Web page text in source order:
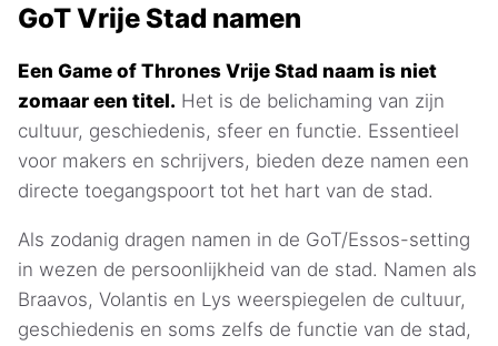
GoT Vrije Stad namen
Een Game of Thrones Vrije Stad naam is niet
zomaar een titel. Het is de belichaming van zijn
cultuur, geschiedenis, sfeer en functie. Essentieel
voor makers en schrijvers, bieden deze namen een
directe toegangspoort tot het hart van de stad.
Als zodanig dragen namen in de GoT/Essos-setting
in wezen de persoonlijkheid van de stad. Namen als
Braavos, Volantis en Lys weerspiegelen de cultuur,
geschiedenis en soms zelfs de functie van de stad,